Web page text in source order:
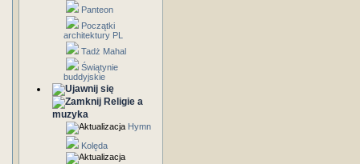
Panteon
Początki
architektury PL
Tadż Mahal
Świątynie
buddyjskie
Religie a
muzyka
Hymn
Kolęda